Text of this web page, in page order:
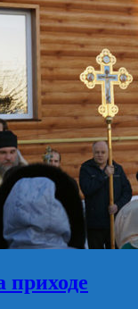
приходе